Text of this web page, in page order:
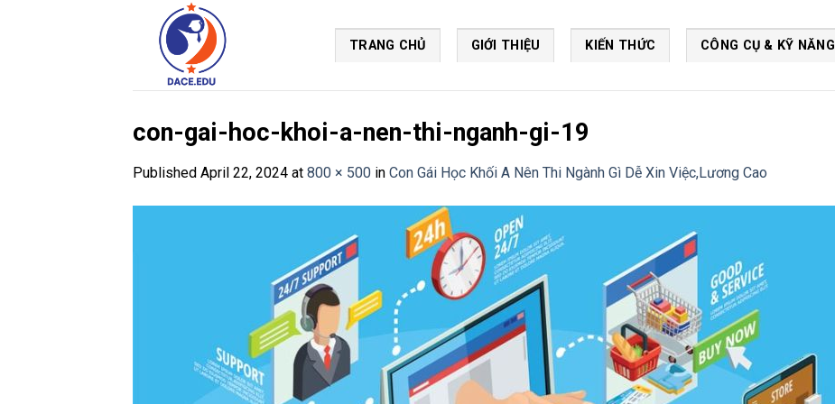
TRANG CHỦ GIỚI THIỆU KIẾN THỨC CÔNG CỤ & KỸ NĂNG
con-gai-hoc-khoi-a-nen-thi-nganh-gi-19
Published April 22, 2024 at 800 × 500 in Con Gái Học Khối A Nên Thi Ngành Gì Dễ Xin Việc,Lương Cao